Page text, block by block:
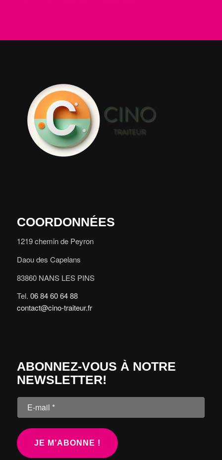
COORDONNÉES
1219 chemin de Peyron
Daou des Capelans
83860 NANS LES PINS
Tel. 06 84 60 64 88
contact@cino-traiteur.fr
ABONNEZ-VOUS À NOTRE
NEWSLETTER!